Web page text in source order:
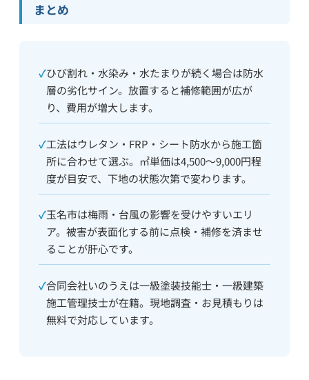
まとめ
✓ひび割れ・水染み・水たまりが続く場合は防水
層の劣化サイン。放置すると補修範囲が広が
り、費用が増大します。
✓工法はウレタン・FRP・シート防水から施工箇
所に合わせて選ぶ。㎡単価は4,500〜9,000円程
度が目安で、下地の状態次第で変わります。
✓玉名市は梅雨・台風の影響を受けやすいエリ
ア。被害が表面化する前に点検・補修を済ませ
ることが肝心です。
✓合同会社いのうえは一級塗装技能士・一級建築
施工管理技士が在籍。現地調査・お見積もりは
無料で対応しています。